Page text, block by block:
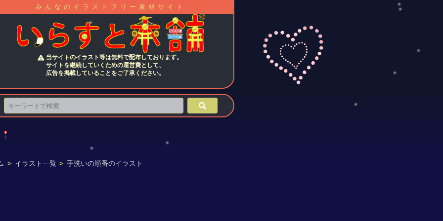
みんなのイラストフリー素材サイト
当サイトのイラスト等は無料で配布しております。
サイトを継続していくための運営費として、
広告を掲載していることをご了承ください。
> イラスト一覧 > 手洗いの順番のイラスト